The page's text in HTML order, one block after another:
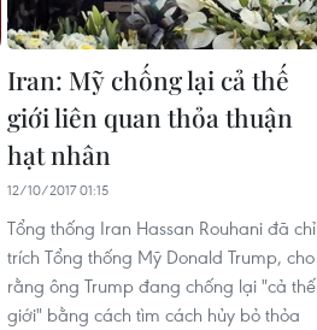
Iran: Mỹ chống lại cả thế
giới liên quan thỏa thuận
hạt nhân
12/10/2017 01:15
Tổng thống Iran Hassan Rouhani đã chỉ
trích Tổng thống Mỹ Donald Trump, cho
rằng ông Trump đang chống lại "cả thế
giới" bằng cách tìm cách hủy bỏ thỏa